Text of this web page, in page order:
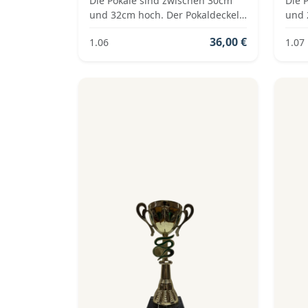
und 32cm hoch. Der Pokaldeckel
Farben der Pokalserie sind: Silber,
1.06 36,00 €
und
1.07